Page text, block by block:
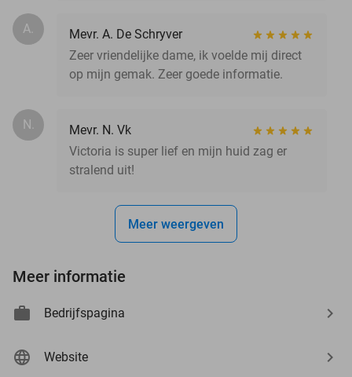
A.
Mevr. A. De Schryver
Zeer vriendelijke dame, ik voelde mij direct
op mijn gemak. Zeer goede informatie.
N.
Mevr. N. Vk
Victoria is super lief en mijn huid zag er
stralend uit!
Meer weergeven
Meer informatie
Bedrijfspagina
Website